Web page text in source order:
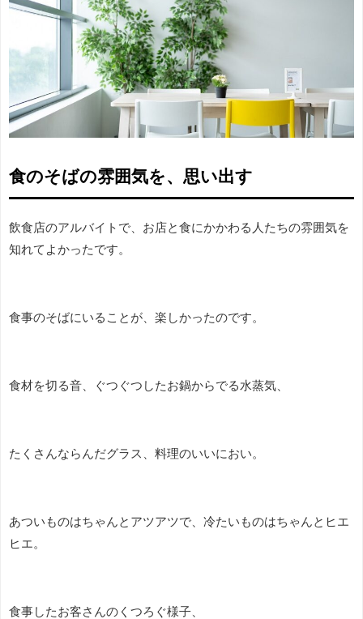
食のそばの雰囲気を、思い出す
飲食店のアルバイトで、お店と食にかかわる人たちの雰囲気を
知れてよかったです。
食事のそばにいることが、楽しかったのです。
食材を切る音、ぐつぐつしたお鍋からでる水蒸気、
たくさんならんだグラス、料理のいいにおい。
あついものはちゃんとアツアツで、冷たいものはちゃんとヒエ
ヒエ。
食事したお客さんのくつろぐ様子、